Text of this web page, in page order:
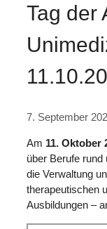
Tag der
7. September
Am 11. Oktober
über Berufe
die Verwaltung
therapeutischen
Ausbildungen –